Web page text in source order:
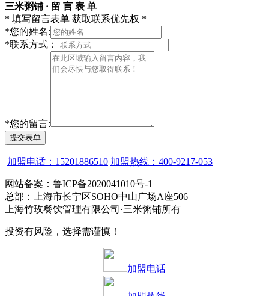
三米粥铺 · 留 言 表 单
* 填写留言表单 获取联系优先权 *
*您的姓名:
*联系方式：
*您的留言:
提交表单
加盟电话：15201886510 加盟热线：400-9217-053
网站备案：鲁ICP备2020041010号-1
总部：上海市长宁区SOHO中山广场A座506
上海竹玫餐饮管理有限公司·三米粥铺所有
投资有风险，选择需谨慎！
加盟电话